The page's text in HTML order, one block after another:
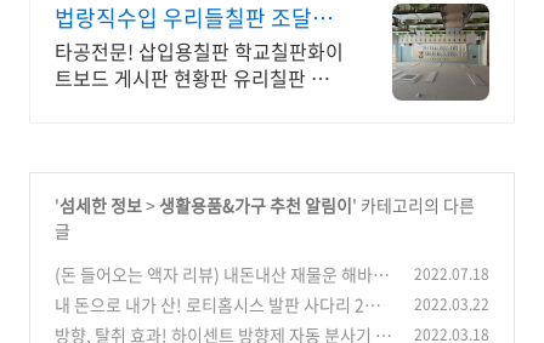
법랑직수입 우리들칠판 조달청
등록업체
타공전문! 삽입용칠판 학교칠판화이
트보드 게시판 현황판 유리칠판 맞
'섬세한 정보> 생활용품&가구 추천 알림이' 카테고리의 다른
글
(돈 들어오는 액자 리뷰) 내돈내산 재물운 해바라
기 액자
(0)
2022.07.18
내 돈으로 내가 산! 로티홈시스 발판 사다리 2단,
구매 후기!
(0)
2022.03.22
방향, 탈취 효과! 하이센트 방향제 자동 분사기 추
2022.03.18